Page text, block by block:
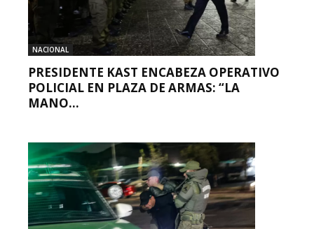
NACIONAL
PRESIDENTE KAST ENCABEZA OPERATIVO
POLICIAL EN PLAZA DE ARMAS: “LA
MANO...